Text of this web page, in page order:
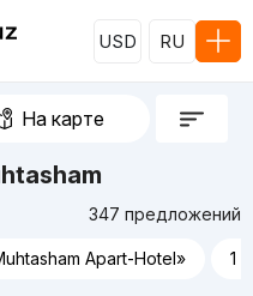
USD RU
На карте
347 предложений
Apart-Hotel» 1